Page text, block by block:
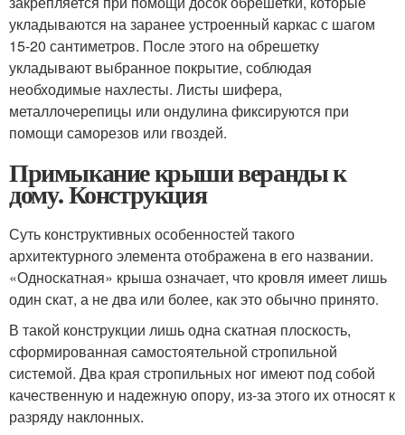
укладываются на заранее устроенный каркас с шагом
15-20 сантиметров. После этого на обрешетку
укладывают выбранное покрытие, соблюдая
необходимые нахлесты. Листы шифера,
металлочерепицы или ондулина фиксируются при
помощи саморезов или гвоздей.
Примыкание крыши веранды к
дому. Конструкция
Суть конструктивных особенностей такого
архитектурного элемента отображена в его названии.
«Односкатная» крыша означает, что кровля имеет лишь
один скат, а не два или более, как это обычно принято.
В такой конструкции лишь одна скатная плоскость,
сформированная самостоятельной стропильной
системой. Два края стропильных ног имеют под собой
качественную и надежную опору, из-за этого их относят к
разряду наклонных.